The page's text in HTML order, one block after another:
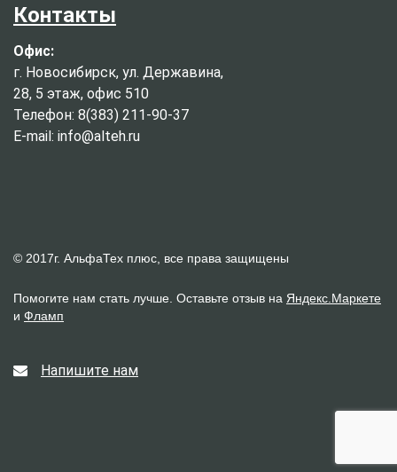
Контакты
Офис:
г. Новосибирск, ул. Державина,
28, 5 этаж, офис 510
Телефон: 8(383) 211-90-37
E-mail: info@alteh.ru
© 2017г. АльфаТех плюс, все права защищены
Помогите нам стать лучше. Оставьте отзыв на Яндекс.Маркете
и Фламп
Напишите нам